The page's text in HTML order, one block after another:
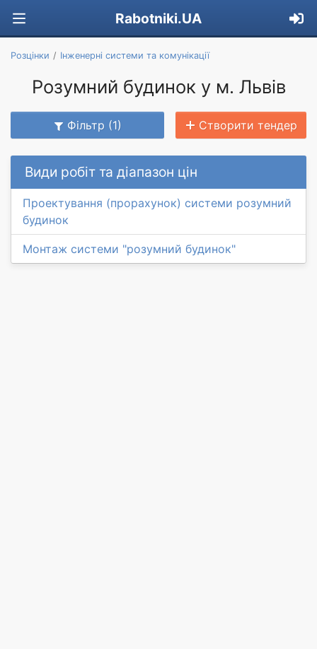
Rabotniki.UA
Розцінки Інженерні системи та комунікації
Розумний будинок у м. Львів
Фільтр (1) Створити тендер
Види робіт та діапазон цін
Проектування (прорахунок) системи розумний
будинок
Монтаж системи "розумний будинок"